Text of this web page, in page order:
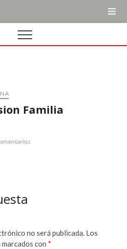
Familia
no será publicada. Los
con *